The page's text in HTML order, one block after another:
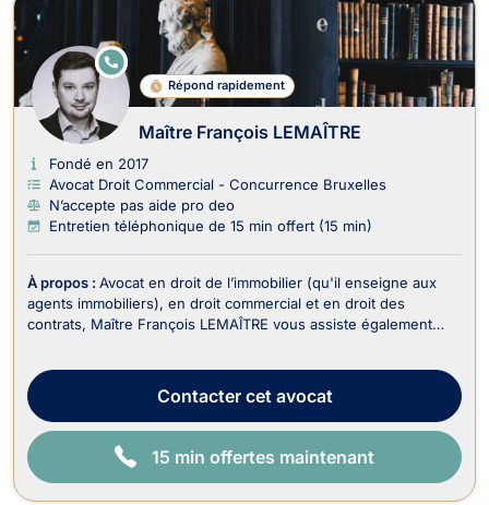
Répond rapidement
E
N
E
Maître François LEMAÎTRE
Fondé en 2017
Avocat Droit Commercial - Concurrence Bruxelles
N’accepte pas aide pro deo
Entretien téléphonique de 15 min offert (15 min)
À propos : Avocat en droit de l’immobilier (qu'il enseigne aux
agents immobiliers), en droit commercial et en droit des
contrats, Maître François LEMAÎTRE vous assiste également
matière de baux portant sur...
Contactercet avocat
15 min offertes maintenant